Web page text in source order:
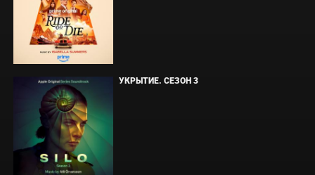
УКРЫТИЕ. СЕЗОН 3